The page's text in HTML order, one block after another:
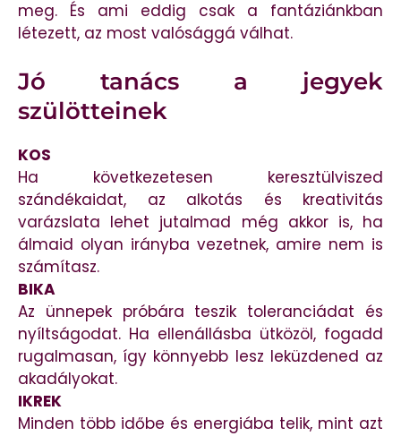
meg. És ami eddig csak a fantáziánkban
létezett, az most valósággá válhat.
Jó tanács a jegyek
szülötteinek
KOS
Ha következetesen keresztülviszed
szándékaidat, az alkotás és kreativitás
varázslata lehet jutalmad még akkor is, ha
álmaid olyan irányba vezetnek, amire nem is
számítasz.
BIKA
Az ünnepek próbára teszik toleranciádat és
nyíltságodat. Ha ellenállásba ütközöl, fogadd
rugalmasan, így könnyebb lesz leküzdened az
akadályokat.
IKREK
Minden több időbe és energiába telik, mint azt